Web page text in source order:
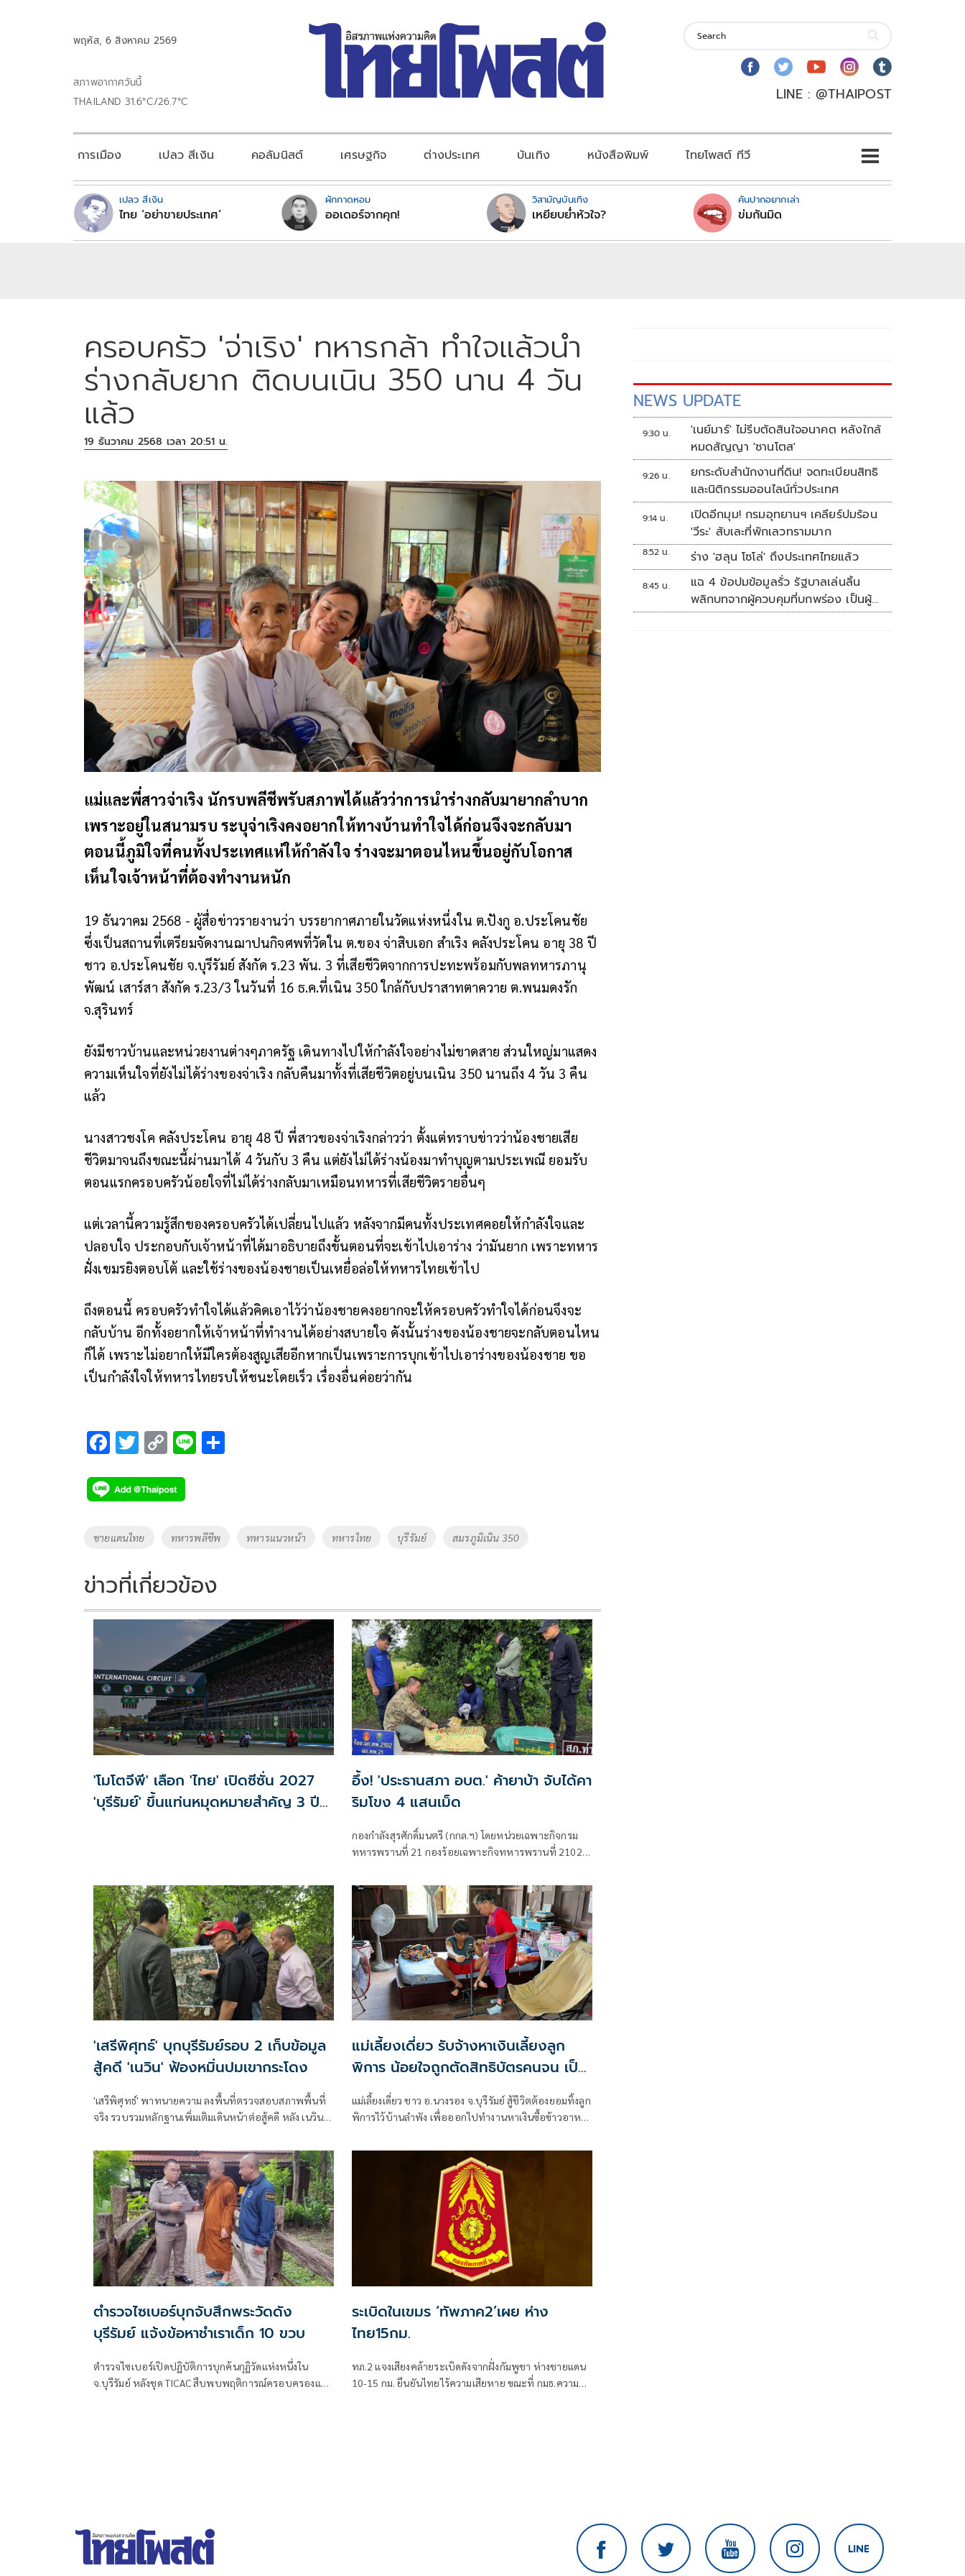
พฤหัส, 6 สิงหาคม 2569
สภาพอากาศวันนี้
THAILAND 31.6°C/26.7°C
LINE : @THAIPOST
การเมือง เปลว สีเงิน คอลัมนิสต์ เศรษฐกิจ ต่างประเทศ บันเทิง หนังสือพิมพ์ ไทยโพสต์ ทีวี
เปลว สีเงิน
ไทย ‘อย่าขายประเทศ’
ผักกาดหอม
ออเดอร์จากคุก!
วิสามัญบันเทิง
เหยียบย่ำหัวใจ?
คันปากอยากเล่า
ข่มกันมิด
ครอบครัว 'จ่าเริง' ทหารกล้า ทำใจแล้วนำ
ร่างกลับยาก ติดบนเนิน 350 นาน 4 วัน
แล้ว
19 ธันวาคม 2568 เวลา 20:51 น.
แม่และพี่สาวจ่าเริง นักรบพลีชีพรับสภาพได้แล้วว่าการนำร่างกลับมายากลำบาก
เพราะอยู่ในสนามรบ ระบุจ่าเริงคงอยากให้ทางบ้านทำใจได้ก่อนจึงจะกลับมา
ตอนนี้ภูมิใจที่คนทั้งประเทศแห่ให้กำลังใจ ร่างจะมาตอนไหนขึ้นอยู่กับโอกาส
เห็นใจเจ้าหน้าที่ต้องทำงานหนัก
19 ธันวาคม 2568 - ผู้สื่อข่าวรายงานว่า บรรยากาศภายในวัดแห่งหนึ่งใน ต.ปังกู อ.ประโคนชัย
ซึ่งเป็นสถานที่เตรียมจัดงานฌาปนกิจศพที่วัดใน ต.ของ จ่าสิบเอก สำเริง คลังประโคน อายุ 38 ปี
ชาว อ.ประโคนชัย จ.บุรีรัมย์ สังกัด ร.23 พัน. 3 ที่เสียชีวิตจากการปะทะพร้อมกับพลทหารภานุ
พัฒน์ เสาร์สา สังกัด ร.23/3 ในวันที่ 16 ธ.ค.ที่เนิน 350 ใกล้กับปราสาทตาควาย ต.พนมดงรัก
จ.สุรินทร์
ยังมีชาวบ้านและหน่วยงานต่างๆภาครัฐ เดินทางไปให้กำลังใจอย่างไม่ขาดสาย ส่วนใหญ่มาแสดง
ความเห็นใจที่ยังไม่ได้ร่างของจ่าเริง กลับคืนมาทั้งที่เสียชีวิตอยู่บนเนิน 350 นานถึง 4 วัน 3 คืน
แล้ว
นางสาวชงโค คลังประโคน อายุ 48 ปี พี่สาวของจ่าเริงกล่าวว่า ตั้งแต่ทราบข่าวว่าน้องชายเสีย
ชีวิตมาจนถึงขณะนี้ผ่านมาได้ 4 วันกับ 3 คืน แต่ยังไม่ได้ร่างน้องมาทำบุญตามประเพณี ยอมรับ
ตอนแรกครอบครัวน้อยใจที่ไม่ได้ร่างกลับมาเหมือนทหารที่เสียชีวิตรายอื่นๆ
แต่เวลานี้ความรู้สึกของครอบครัวได้เปลี่ยนไปแล้ว หลังจากมีคนทั้งประเทศคอยให้กำลังใจและ
ปลอบใจ ประกอบกับเจ้าหน้าที่ได้มาอธิบายถึงขั้นตอนที่จะเข้าไปเอาร่าง ว่ามันยาก เพราะทหาร
ฝั่งเขมรยิงตอบโต้ และใช้ร่างของน้องชายเป็นเหยื่อล่อให้ทหารไทยเข้าไป
ถึงตอนนี้ ครอบครัวทำใจได้แล้วคิดเอาไว้ว่าน้องชายคงอยากจะให้ครอบครัวทำใจได้ก่อนจึงจะ
กลับบ้าน อีกทั้งอยากให้เจ้าหน้าที่ทำงานได้อย่างสบายใจ ดังนั้นร่างของน้องชายจะกลับตอนไหน
ก็ได้ เพราะไม่อยากให้มีใครต้องสูญเสียอีกหากเป็นเพราะการบุกเข้าไปเอาร่างของน้องชาย ขอ
เป็นกำลังใจให้ทหารไทยรบให้ชนะโดยเร็ว เรื่องอื่นค่อยว่ากัน
F
e
b
o
k
T
tt
er
C
p
y
Li
k
Li
Tags
ชายแดนไทย ทหารพลีชีพ ทหารแนวหน้า ทหารไทย บุรีรัมย์ สมรภูมิเนิน 350
ข่าวที่เกี่ยวข้อง
'โมโตจีพี' เลือก 'ไทย' เปิดซีซั่น 2027
'บุรีรัมย์' ขึ้นแท่นหมุดหมายสำคัญ 3 ปี
อึ้ง! 'ประธานสภา อบต.' ค้ายาบ้า จับได้คา
ริมโขง 4 แสนเม็ด
กองกำลังสุรศักดิ์มนตรี (กกล.ฯ) โดยหน่วยเฉพาะกิจกรม
ทหารพรานที่ 21 กองร้อยเฉพาะกิจทหารพรานที่ 2102
จ.นครพนม
'เสรีพิศุทธ์' บุกบุรีรัมย์รอบ 2 เก็บข้อมูล
สู้คดี 'เนวิน' ฟ้องหมิ่นปมเขากระโดง
'เสรีพิศุทธ์' พาทนายความ ลงพื้นที่ตรวจสอบสภาพพื้นที่
จริง รวบรวมหลักฐานเพิ่มเติมเดินหน้าต่อสู้คดี หลัง เนวิน
รถไฟ พบร่องรอยการขุดเปิดทางน้ำที่เคยถมรุกล้ำลำราง
สาธารณะ ยันไม่ไกล่เกลี่ยเพื่อพิสูจน์ความจริง ลั่นหาก 'เน
วิน ชิดชอบ' ยอมรับบุกรุกที่รถไฟจริงถึงจะยอม
แม่เลี้ยงเดี่ยว รับจ้างหาเงินเลี้ยงลูก
พิการ น้อยใจถูกตัดสิทธิบัตรคนจน เป็น
หนี้เพราะรักษาลูก
แม่เลี้ยงเดี่ยว ชาว อ.นางรอง จ.บุรีรัมย์ สู้ชีวิตต้องยอมทิ้งลูก
พิการไว้บ้านลำพัง เพื่อออกไปทำงานหาเงินซื้อข้าวอาหาร
แจ้งมีหนี้เกิน 1 แสน ทั้งที่เกิดจากการกู้ยืมมารักษาลูกช่วงที่
ป่วยต้องผ่าตัดม้ามก่อนจะกลายเป็นคนพิการ วอนรัฐ
ตำรวจไซเบอร์บุกจับสึกพระวัดดัง
บุรีรัมย์ แจ้งข้อหาชำเราเด็ก 10 ขวบ
ตำรวจไซเบอร์เปิดปฏิบัติการบุกค้นกุฏิวัดแห่งหนึ่งใน
จ.บุรีรัมย์ หลังชุด TICAC สืบพบพฤติการณ์ครอบครองและ
ระเบิดในเขมร ‘ทัพภาค2’เผย ห่าง
ไทย15กม.
ทภ.2 แจงเสียงคล้ายระเบิดดังจากฝั่งกัมพูชา ห่างชายแดน
10-15 กม. ยืนยันไทยไร้ความเสียหาย ขณะที่ กมธ.ความมั่น
NEWS UPDATE
9:30 น.
'เนย์มาร์' ไม่รีบตัดสินใจอนาคต หลังใกล้
หมดสัญญา 'ซานโตส'
9:26 น.
ยกระดับสำนักงานที่ดิน! จดทะเบียนสิทธิ
และนิติกรรมออนไลน์ทั่วประเทศ
9:14 น.
เปิดอีกมุม! กรมอุทยานฯ เคลียร์ปมร้อน
'วีระ' สับเละที่พักเลวทรามมาก
8:52 น. ร่าง 'ฮลุน โซโล่' ถึงประเทศไทยแล้ว
8:45 น.
แฉ 4 ข้อปมข้อมูลรั่ว รัฐบาลเล่นลิ้น
พลิกบทจากผู้ควบคุมที่บกพร่อง เป็นผู้
เสียหายขู่ฟ้องคนเอาความจริงมาพูด